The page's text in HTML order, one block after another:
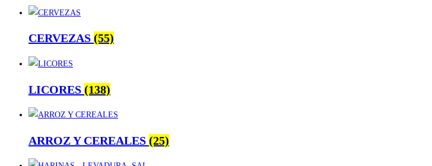
CERVEZAS (55)
LICORES (138)
ARROZ Y CEREALES (25)